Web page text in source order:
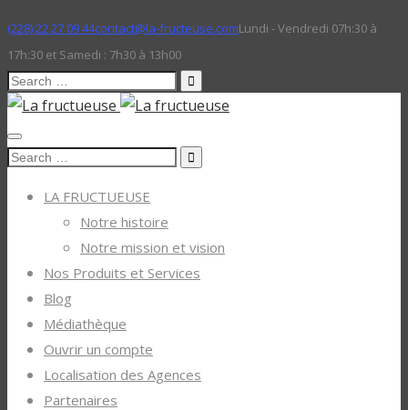
(228) 22 27 09 44contact@la-fructeuse.comLundi - Vendredi 07h:30 à
17h:30 et Samedi : 7h30 à 13h00
Search
for:
Search
LA FRUCTUEUSE
Notre histoire
Notre mission et vision
Nos Produits et Services
Blog
Médiathèque
Ouvrir un compte
Localisation des Agences
Partenaires